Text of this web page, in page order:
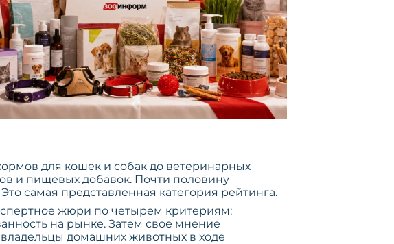
для кошек и собак до ветеринарных
и пищевых добавок. Почти половину
самая представленная категория рейтинга.
жюри по четырем критериям:
на рынке. Затем свое мнение
домашних животных в ходе